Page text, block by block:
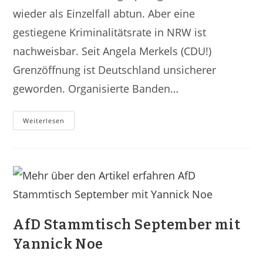
wieder als Einzelfall abtun. Aber eine
gestiegene Kriminalitätsrate in NRW ist
nachweisbar. Seit Angela Merkels (CDU!)
Grenzöffnung ist Deutschland unsicherer
geworden. Organisierte Banden…
Weiterlesen
AfD Stammtisch September mit
Yannick Noe